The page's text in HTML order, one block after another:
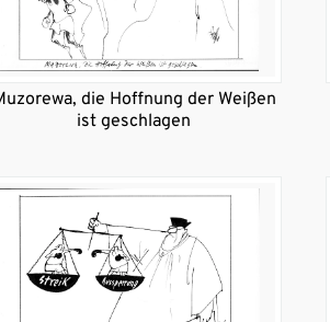
die Hoffnung der Weißen
ist geschlagen